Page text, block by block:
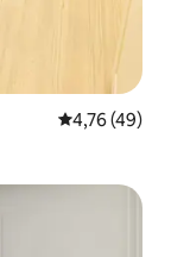
Évaluation
4,76 (49)